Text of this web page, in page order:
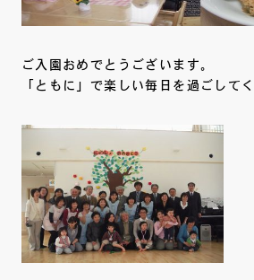
ご入園おめでとうございます。
「ともに」で楽しい毎日を過ごして